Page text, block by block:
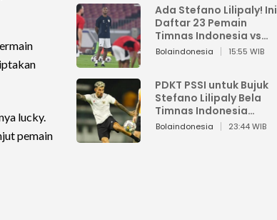
lucky.
pemain
Ada Stefano Lilipaly! Ini
Daftar 23 Pemain
Timnas Indonesia vs
China
Bolaindonesia 15:55 WIB
PDKT PSSI untuk Bujuk
Stefano Lilipaly Bela
Timnas Indonesia
Berakhir Berantakan
Bolaindonesia 23:44 WIB